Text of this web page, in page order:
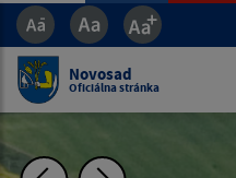
Novosad
Oficiálna stránka